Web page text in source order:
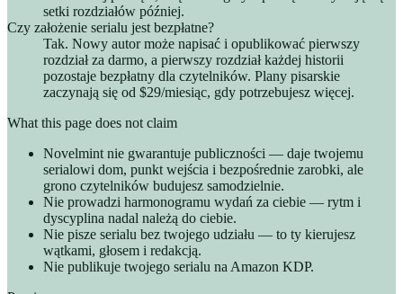
setki rozdziałów później.
Czy założenie serialu jest bezpłatne?
Tak. Nowy autor może napisać i opublikować pierwszy
rozdział za darmo, a pierwszy rozdział każdej historii
pozostaje bezpłatny dla czytelników. Plany pisarskie
zaczynają się od $29/miesiąc, gdy potrzebujesz więcej.
What this page does not claim
Novelmint nie gwarantuje publiczności — daje twojemu
serialowi dom, punkt wejścia i bezpośrednie zarobki, ale
grono czytelników budujesz samodzielnie.
Nie prowadzi harmonogramu wydań za ciebie — rytm i
dyscyplina nadal należą do ciebie.
Nie pisze serialu bez twojego udziału — to ty kierujesz
wątkami, głosem i redakcją.
Nie publikuje twojego serialu na Amazon KDP.